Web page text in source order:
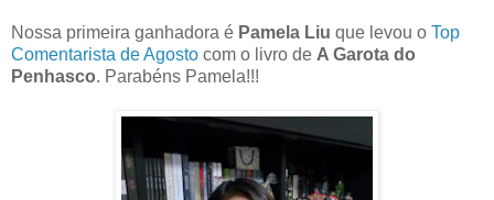
Nossa primeira ganhadora é Pamela Liu que levou o Top
Comentarista de Agosto com o livro de A Garota do
Penhasco. Parabéns Pamela!!!